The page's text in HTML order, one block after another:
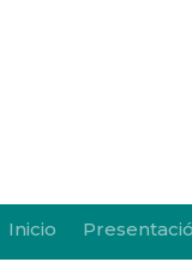
Inicio